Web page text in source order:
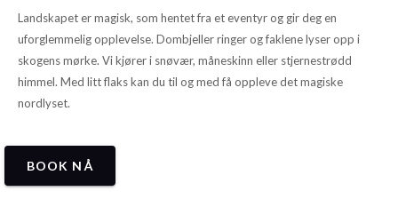
Landskapet er magisk, som hentet fra et eventyr og gir deg en
uforglemmelig opplevelse. Dombjeller ringer og faklene lyser opp i
skogens mørke. Vi kjører i snøvær, måneskinn eller stjernestrødd
himmel. Med litt flaks kan du til og med få oppleve det magiske
nordlyset.
BOOK NÅ